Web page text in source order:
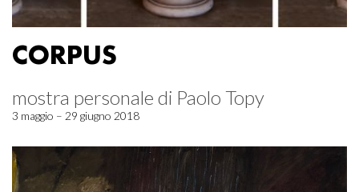
CORPUS
mostra personale di Paolo Topy
3 maggio – 29 giugno 2018